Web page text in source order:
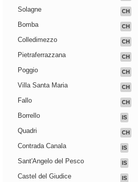
Solagne CH
Bomba CH
Colledimezzo CH
Pietraferrazzana CH
Poggio CH
Villa Santa Maria CH
Fallo CH
Borrello IS
Quadri CH
Contrada Canala IS
Sant'Angelo del Pesco IS
Castel del Giudice IS